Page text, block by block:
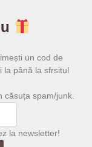
un cod de
la până la sfrsitul
căsuța spam/junk.
la newsletter!